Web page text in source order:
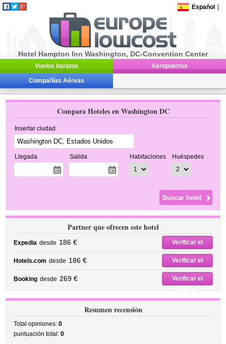
Español
Hotel Hampton Inn Washington, DC-Convention Center
Vuelos baratos Aeropuertos
Compañías Aéreas
Compara Hoteles en Washington DC
Insertar ciudad
Llegada Salida Habitaciones Huéspedes
Partner que ofrecen este hotel
Expedia desde 186 €
Verificar el
precio
Hotels.com desde 186 €
Verificar el
precio
Booking desde 269 €
Verificar el
precio
Resumen recensión
Total opiniones:0
puntuación total:0